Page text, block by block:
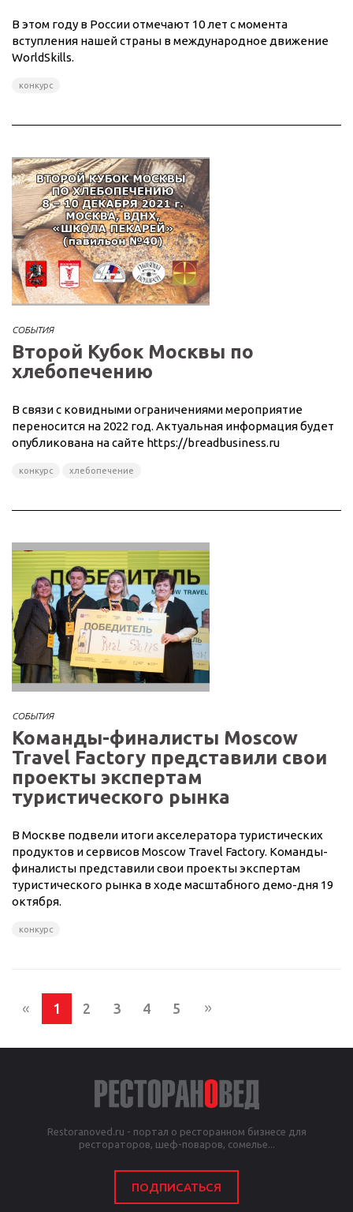
В этом году в России отмечают 10 лет с момента
вступления нашей страны в международное движение
WorldSkills.
конкурс
СОБЫТИЯ
Второй Кубок Москвы по
хлебопечению
В связи с ковидными ограничениями мероприятие
переносится на 2022 год. Актуальная информация будет
опубликована на сайте https://breadbusiness.ru
конкурс хлебопечение
СОБЫТИЯ
Команды-финалисты Moscow
Travel Factory представили свои
проекты экспертам
туристического рынка
В Москве подвели итоги акселератора туристических
продуктов и сервисов Moscow Travel Factory. Команды-
финалисты представили свои проекты экспертам
туристического рынка в ходе масштабного демо-дня 19
октября.
конкурс
1 2 3 4 5
Restoranoved.ru - портал о ресторанном бизнесе для
рестораторов, шеф-поваров, сомелье...
ПОДПИСАТЬСЯ